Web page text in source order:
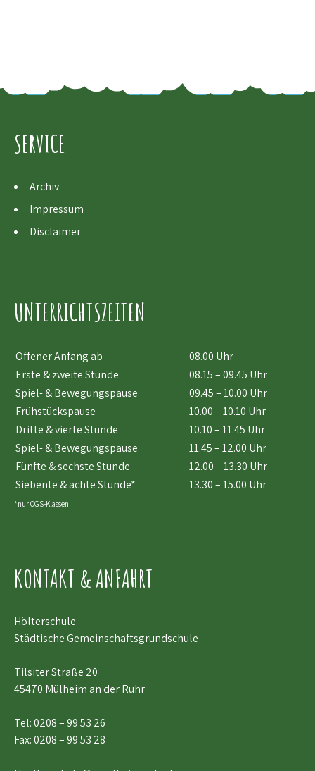
SERVICE
Archiv
Impressum
Disclaimer
UNTERRICHTSZEITEN
Offener Anfang ab
08.00 Uhr
Erste & zweite Stunde
08.15 – 09.45 Uhr
Spiel- & Bewegungspause
09.45 – 10.00 Uhr
Frühstückspause
10.00 – 10.10 Uhr
Dritte & vierte Stunde
10.10 – 11.45 Uhr
Spiel- & Bewegungspause
11.45 – 12.00 Uhr
Fünfte & sechste Stunde
12.00 – 13.30 Uhr
Siebente & achte Stunde*
13.30 – 15.00 Uhr
*nur OGS-Klassen
KONTAKT & ANFAHRT
Hölterschule
Städtische Gemeinschaftsgrundschule
Tilsiter Straße 20
45470 Mülheim an der Ruhr
Tel:0208 – 99 53 26
Fax: 0208 – 99 53 28